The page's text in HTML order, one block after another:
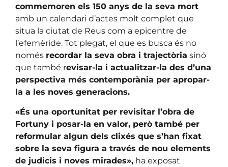
commemoren els 150 anys de la seva mort
amb un calendari d’actes molt complet que
situa la ciutat de Reus com a epicentre de
l’efemèride. Tot plegat, el que es busca és no
només recordar la seva obra i trajectòria sinó
que també revisar-la i actualitzar-la des d’una
perspectiva més contemporània per apropar-
la a les noves generacions.
«És una oportunitat per revisitar l’obra de
Fortuny i posar-la en valor, però també per
reformular algun dels clixés que s’han fixat
sobre la seva figura a través de nou elements
de judicis i noves mirades», ha exposat